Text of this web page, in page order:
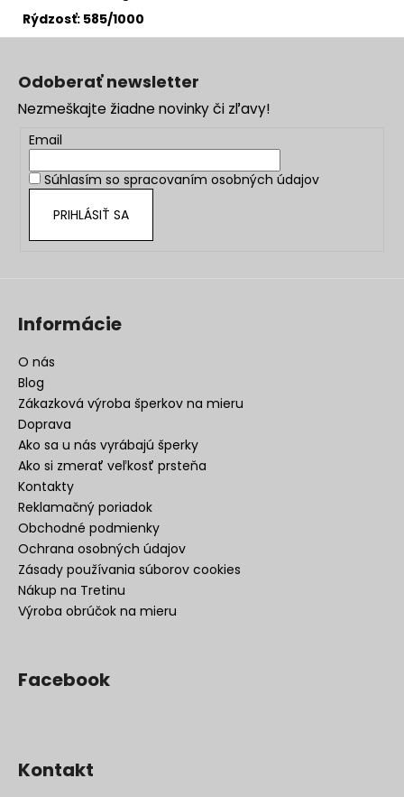
Rýdzosť: 585/1000
Odoberať newsletter
Nezmeškajte žiadne novinky či zľavy!
Email
Súhlasím so spracovaním osobných údajov
PRIHLÁSIŤ SA
Informácie
O nás
Blog
Zákazková výroba šperkov na mieru
Doprava
Ako sa u nás vyrábajú šperky
Ako si zmerať veľkosť prsteňa
Kontakty
Reklamačný poriadok
Obchodné podmienky
Ochrana osobných údajov
Zásady používania súborov cookies
Nákup na Tretinu
Výroba obrúčok na mieru
Facebook
Kontakt